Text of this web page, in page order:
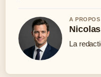
A
La